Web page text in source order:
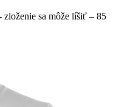
zloženie sa môže líšiť – 85